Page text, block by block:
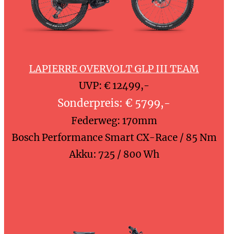
LAPIERRE OVERVOLT GLP III TEAM
UVP: € 12499,-
Sonderpreis: € 5799,-
Federweg: 170mm
Bosch Performance Smart CX-Race / 85 Nm
Akku: 725 / 800 Wh